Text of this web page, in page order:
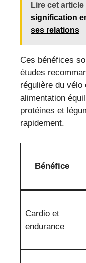
Lire cet article
signification
ses relations
Ces bénéfices
études
régulière du vélo
alimentation
protéines et
rapidement.
Bénéfice
Cardio et
endurance